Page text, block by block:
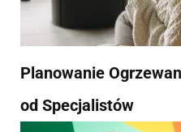
Planowanie
od Specjalistów